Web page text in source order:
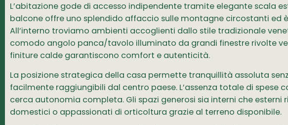
L’abitazione gode di accesso indipendente tramite elegante scala
balcone offre uno splendido affaccio sulle montagne circostanti
All’interno troviamo ambienti accoglienti dallo stile tradizionale
comodo angolo panca/tavolo illuminato da grandi finestre rivolte
finiture calde garantiscono comfort e autenticità.
La posizione strategica della casa permette tranquillità assoluta
facilmente raggiungibili dal centro paese. L’assenza totale di spese
cerca autonomia completa. Gli spazi generosi sia interni che
domestici o appassionati di orticoltura grazie al terreno disponibile.